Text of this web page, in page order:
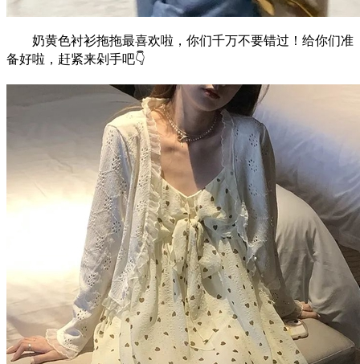
奶黄色衬衫拖拖最喜欢啦，你们千万不要错过！给你们准
备好啦，赶紧来剁手吧👇